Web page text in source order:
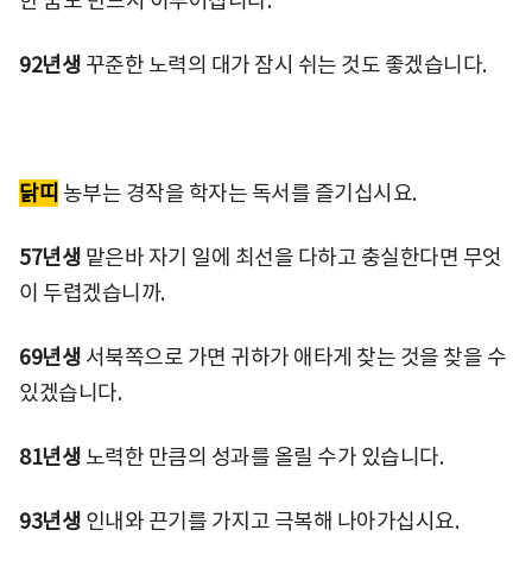
92년생 꾸준한 노력의 대가 잠시 쉬는 것도 좋겠습니다.
닭띠 농부는 경작을 학자는 독서를 즐기십시요.
57년생 맡은바 자기 일에 최선을 다하고 충실한다면 무엇
이 두렵겠습니까.
69년생 서북쪽으로 가면 귀하가 애타게 찾는 것을 찾을 수
있겠습니다.
81년생 노력한 만큼의 성과를 올릴 수가 있습니다.
93년생 인내와 끈기를 가지고 극복해 나아가십시요.